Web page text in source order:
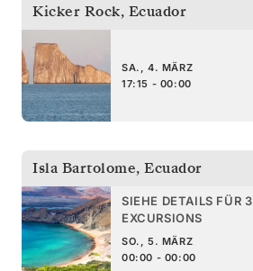
Kicker Rock, Ecuador
SA., 4. MÄRZ
17:15 - 00:00
Isla Bartolome, Ecuador
SIEHE DETAILS FÜR 3
EXCURSIONS
SO., 5. MÄRZ
00:00 - 00:00